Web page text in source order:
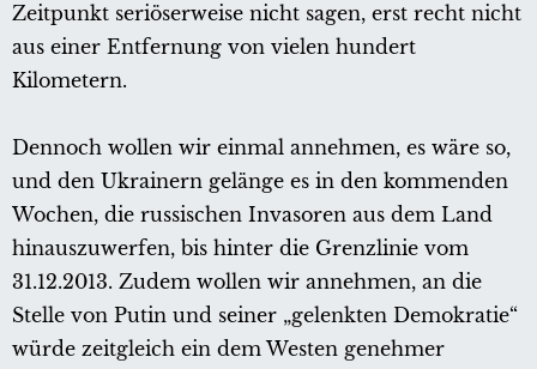
Zeitpunkt seriöserweise nicht sagen, erst recht nicht
aus einer Entfernung von vielen hundert
Kilometern.
Dennoch wollen wir einmal annehmen, es wäre so,
und den Ukrainern gelänge es in den kommenden
Wochen, die russischen Invasoren aus dem Land
hinauszuwerfen, bis hinter die Grenzlinie vom
31.12.2013. Zudem wollen wir annehmen, an die
Stelle von Putin und seiner „gelenkten Demokratie“
würde zeitgleich ein dem Westen genehmer